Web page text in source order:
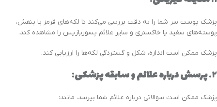
پزشک پوست سر شما را به دقت بررسی می‌کند تا لکه‌های قرمز یا بنفش،
پوسته‌های سفید یا خاکستری و سایر علائم پسوریازیس را مشاهده کند.
پزشک ممکن است اندازه، شکل و گستردگی لکه‌ها را ارزیابی کند.
۲. پرسش درباره علائم و سابقه پزشکی:
پزشک ممکن است سوالاتی درباره علائم شما بپرسد، مانند: